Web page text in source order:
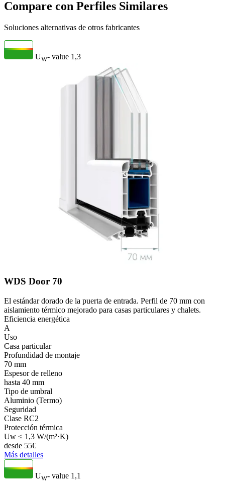
Compare con Perfiles Similares
Soluciones alternativas de otros fabricantes
UW- value 1,3
WDS Door 70
El estándar dorado de la puerta de entrada. Perfil de 70 mm con
aislamiento térmico mejorado para casas particulares y chalets.
Eficiencia energética
A
Uso
Casa particular
Profundidad de montaje
70 mm
Espesor de relleno
hasta 40 mm
Tipo de umbral
Aluminio (Termo)
Seguridad
Clase RC2
Protección térmica
Uw ≤ 1,3 W/(m²·K)
desde 55€
Más detalles
UW- value 1,1